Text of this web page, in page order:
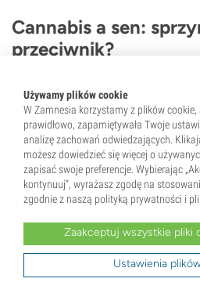
Cannabis a sen:
przeciwnik?
Nie ma jednoznacznej
marihuana rzeczywiście
Używamy plików cookie
W Zamnesia korzystamy z plików cookie,
prawidłowo, zapamiętywała Twoje
analizę zachowań odwiedzających.
możesz dowiedzieć się więcej o
zapisać swoje preferencje. Wybierając
kontynuuj”, wyrażasz zgodę na
zgodnie z naszą polityką prywatności i
Zaakceptuj wszystkie pliki
Ustawienia